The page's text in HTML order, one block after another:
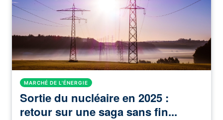
MARCHÉ DE L'ÉNERGIE
Sortie du nucléaire en 2025 :
retour sur une saga sans fin...